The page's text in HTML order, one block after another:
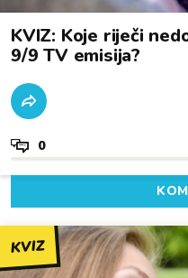
KVIZ: Koje riječi
9/9 TV emisija?
0
KVIZ